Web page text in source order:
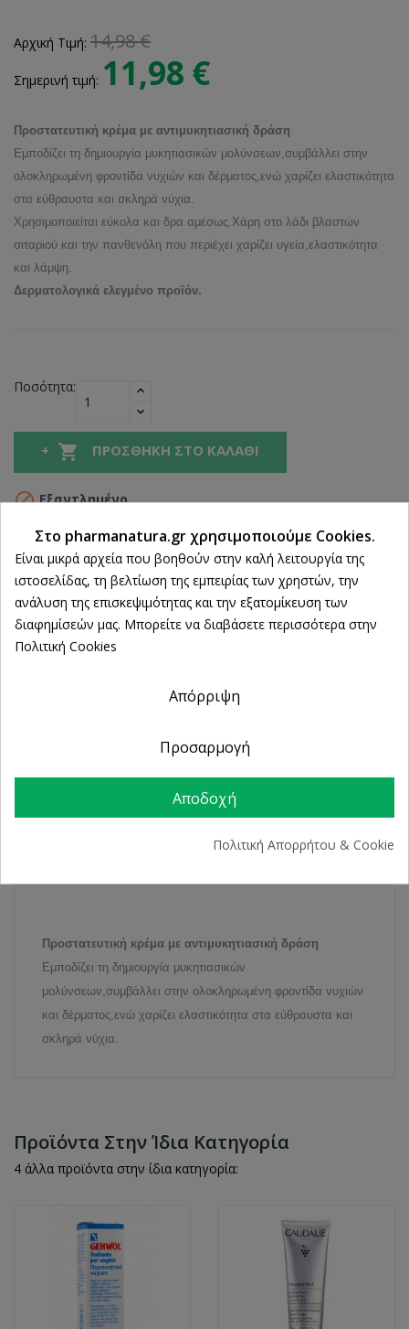
Αρχική Τιμή: 14,98 €
Σημερινή τιμή: 11,98 €
Προστατευτική κρέμα με αντιμυκητιασική δράση
Εμποδίζει τη δημιουργία μυκητιασικών μολύνσεων,συμβάλλει στην
ολοκληρωμένη φροντίδα νυχιών και δέρματος,ενώ χαρίζει ελαστικότητα
στα εύθραυστα και σκληρά νύχια.
Χρησιμοποιείται εύκολα και δρα αμέσως.Χάρη στο λάδι βλαστών
σιταριού και την πανθενόλη που περιέχει χαρίζει υγεία,ελαστικότητα
και λάμψη.
Δερματολογικά ελεγμένο προϊόν.
Ποσότητα:
 ΠΡΟΣΘΉΚΗ ΣΤΟ ΚΑΛΆΘΙ
Εξαντλημένο
Κοινή χρήση
Δωρεάν Αποστολή άνω των 39€
ΔΩΡΕΑΝ Αντικαταβολή
ΠΕΡΙΓΡΑΦΉ
ΛΕΠΤΟΜΈΡΕΙΕΣ ΠΡΟΪΌΝΤΟΣ
Προστατευτική κρέμα με αντιμυκητιασική δράση
Εμποδίζει τη δημιουργία μυκητιασικών
μολύνσεων,συμβάλλει στην ολοκληρωμένη φροντίδα νυχιών
και δέρματος,ενώ χαρίζει ελαστικότητα στα εύθραυστα και
σκληρά νύχια.
Προϊόντα Στην Ίδια Κατηγορία
4 άλλα προϊόντα στην ίδια κατηγορία:
Στο pharmanatura.gr χρησιμοποιούμε Cookies.
Είναι μικρά αρχεία που βοηθούν στην καλή λειτουργία της
ιστοσελίδας, τη βελτίωση της εμπειρίας των χρηστών, την
ανάλυση της επισκεψιμότητας και την εξατομίκευση των
διαφημίσεών μας. Μπορείτε να διαβάσετε περισσότερα στην
Πολιτική Cookies
Απόρριψη
Προσαρμογή
Αποδοχή
Πολιτική Απορρήτου & Cookie